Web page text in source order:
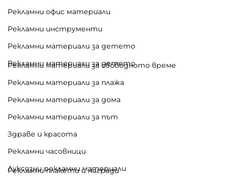
Рекламни офис материали
Рекламни инструменти
Рекламни материали за детето
Рекламни материали за детето
Рекламни материали за свободното време
Рекламни материали за плажа
Рекламни материали за дома
Рекламни материали за път
Здраве и красота
Рекламни часовници
Луксозни рекламни материали
Рекламни плакети и награди